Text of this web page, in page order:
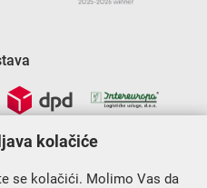
kolačiće
se kolačići. Molimo Vas da